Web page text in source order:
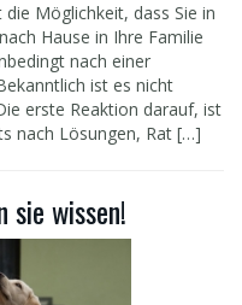
Möglichkeit, dass Sie in
Hause in Ihre Familie
nach einer
ist es nicht
erste Reaktion darauf, ist
nach Lösungen, Rat […]
sie wissen!